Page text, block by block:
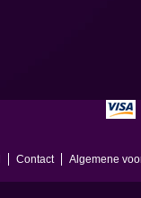
Contact
Algemene